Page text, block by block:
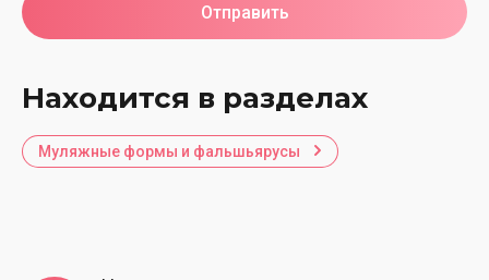
Отправить
Находится в разделах
Муляжные формы и фальшьярусы